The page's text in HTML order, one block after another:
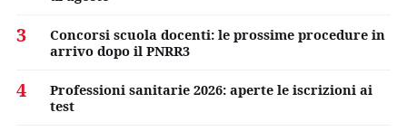
3
Concorsi scuola docenti: le prossime procedure in
arrivo dopo il PNRR3
4
Professioni sanitarie 2026: aperte le iscrizioni ai
test